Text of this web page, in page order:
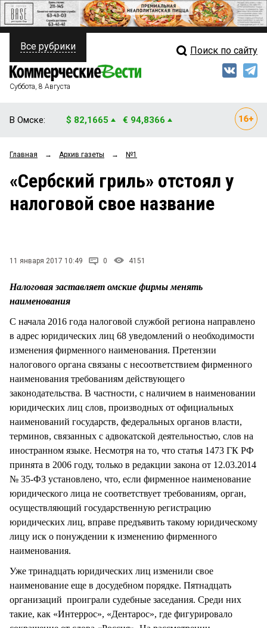
ПОЛИТИКА
ФИНАНСЫ
ОБЩЕСТВО
ЗАКОН
СТИЛЬ ЖИЗНИ
Свежий выпуск
Рейтинги
Блоги
Все рубрики Поиск по сайту
Суббота, 8 Августа
В Омске: $ 82,1665 € 94,8366
Главная → Архив газеты → №1
«Сербский гриль» отстоял у
налоговой свое название
11 января 2017 10:49 0 4151
Налоговая заставляет омские фирмы менять
наименования
С начала 2016 года налоговой службой региона направлено
в адрес юридических лиц 68 уведомлений о необходимости
изменения фирменного наименования. Претензии
налогового органа связаны с несоответствием фирменного
наименования требованиям действующего
законодательства. В частности, с наличием в наименовании
юридических лиц слов, производных от официальных
наименований государств, федеральных органов власти,
терминов, связанных с адвокатской деятельностью, слов на
иностранном языке. Несмотря на то, что статья 1473 ГК РФ
принята в 2006 году, только в редакции закона от 12.03.2014
№ 35-ФЗ установлено, что, если фирменное наименование
юридического лица не соответствует требованиям, орган,
осуществляющий государственную регистрацию
юридических лиц, вправе предъявить такому юридическому
лицу иск о понуждении к изменению фирменного
наименования.
Уже тринадцать юридических лиц изменили свое
наименование еще в досудебном порядке. Пятнадцать
организаций проиграли судебные заседания. Среди них
такие, как «Интеррос», «Дентарос», где фигурировало